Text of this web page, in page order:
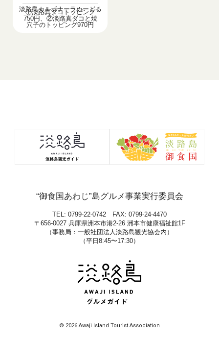
淡路島カルボナーラぬーどる
①淡路真ダコトッピング
750円、②淡路真ダコと焼
穴子のトッピング970円
“御食国あわじ”島グルメ事業実行委員会
TEL: 0799-22-0742 FAX: 0799-24-4470
〒656-0027 兵庫県洲本市港2-26 洲本市健康福祉館1F
（事務局：一般社団法人淡路島観光協会内）
（平日8:45〜17:30）
© 2026 Awaji Island Tourist Association